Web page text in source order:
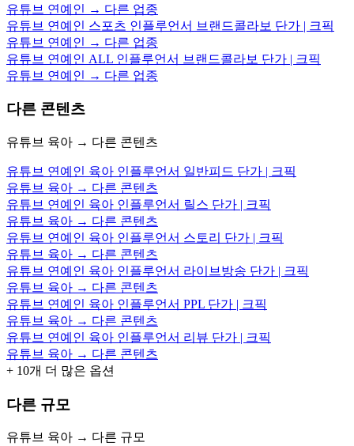
유튜브 연예인 → 다른 업종
유튜브 연예인 스포츠 인플루언서 브랜드콜라보 단가 | 크픽
유튜브 연예인 → 다른 업종
유튜브 연예인 ALL 인플루언서 브랜드콜라보 단가 | 크픽
유튜브 연예인 → 다른 업종
다른 콘텐츠
유튜브 육아 → 다른 콘텐츠
유튜브 연예인 육아 인플루언서 일반피드 단가 | 크픽
유튜브 육아 → 다른 콘텐츠
유튜브 연예인 육아 인플루언서 릴스 단가 | 크픽
유튜브 육아 → 다른 콘텐츠
유튜브 연예인 육아 인플루언서 스토리 단가 | 크픽
유튜브 육아 → 다른 콘텐츠
유튜브 연예인 육아 인플루언서 라이브방송 단가 | 크픽
유튜브 육아 → 다른 콘텐츠
유튜브 연예인 육아 인플루언서 PPL 단가 | 크픽
유튜브 육아 → 다른 콘텐츠
유튜브 연예인 육아 인플루언서 리뷰 단가 | 크픽
유튜브 육아 → 다른 콘텐츠
+ 10개 더 많은 옵션
다른 규모
유튜브 육아 → 다른 규모